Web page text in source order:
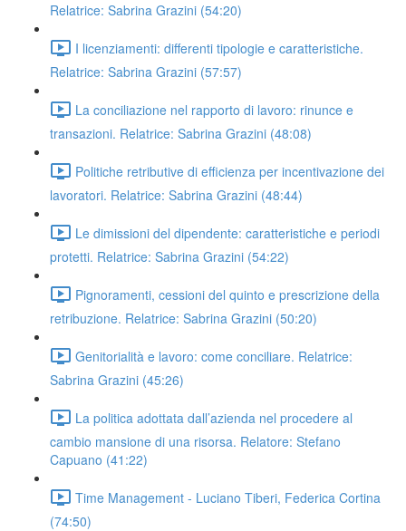
Relatrice: Sabrina Grazini (54:20)
I licenziamenti: differenti tipologie e caratteristiche.
Relatrice: Sabrina Grazini (57:57)
La conciliazione nel rapporto di lavoro: rinunce e
transazioni. Relatrice: Sabrina Grazini (48:08)
Politiche retributive di efficienza per incentivazione dei
lavoratori. Relatrice: Sabrina Grazini (48:44)
Le dimissioni del dipendente: caratteristiche e periodi
protetti. Relatrice: Sabrina Grazini (54:22)
Pignoramenti, cessioni del quinto e prescrizione della
retribuzione. Relatrice: Sabrina Grazini (50:20)
Genitorialità e lavoro: come conciliare. Relatrice:
Sabrina Grazini (45:26)
La politica adottata dall’azienda nel procedere al
cambio mansione di una risorsa. Relatore: Stefano
Capuano (41:22)
Time Management - Luciano Tiberi, Federica Cortina
(74:50)